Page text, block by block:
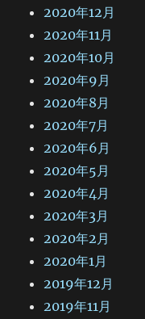
2020年12月
2020年11月
2020年10月
2020年9月
2020年8月
2020年7月
2020年6月
2020年5月
2020年4月
2020年3月
2020年2月
2020年1月
2019年12月
2019年11月